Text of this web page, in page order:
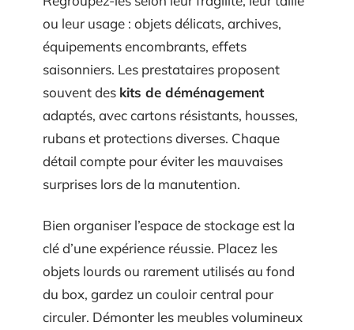
ou leur usage : objets délicats, archives,
équipements encombrants, effets
saisonniers. Les prestataires proposent
souvent des kits de déménagement
adaptés, avec cartons résistants, housses,
rubans et protections diverses. Chaque
détail compte pour éviter les mauvaises
surprises lors de la manutention.
Bien organiser l’espace de stockage est la
clé d’une expérience réussie. Placez les
objets lourds ou rarement utilisés au fond
du box, gardez un couloir central pour
circuler. Démonter les meubles volumineux